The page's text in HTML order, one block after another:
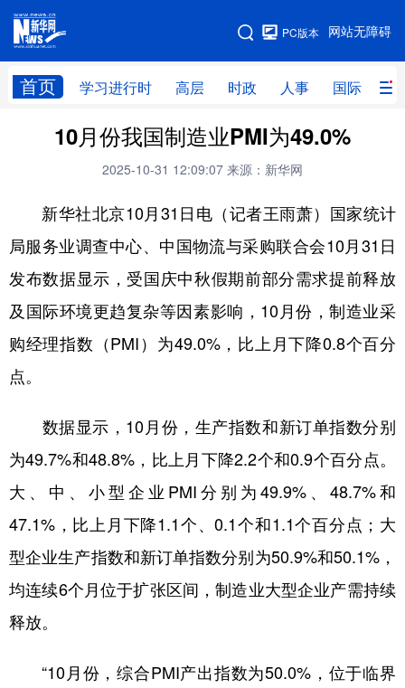
网站无障碍
PC版本
首页 学习进行时 高层 时政 人事 国际 财
网站地图
学习进行时 高层 时政 人事
财经 网评
台湾 思客智库 全球连线 教育
科技 科创 量子 体育
文化 书画 健康 军事
学术中国 乡村振兴 银龄 溯源中国
娱乐 时尚 悦读
公益 一带一路 亚太网 上市公司
文化产业
10月份我国制造业PMI为49.0%
2025-10-31 12:09:07 来源：新华网
新华社北京10月31日电（记者王雨萧）国家统计
局服务业调查中心、中国物流与采购联合会10月31日
发布数据显示，受国庆中秋假期前部分需求提前释放
及国际环境更趋复杂等因素影响，10月份，制造业采
购经理指数（PMI）为49.0%，比上月下降0.8个百分
点。
数据显示，10月份，生产指数和新订单指数分别
为49.7%和48.8%，比上月下降2.2个和0.9个百分点。
大、中、小型企业PMI分别为49.9%、48.7%和
47.1%，比上月下降1.1个、0.1个和1.1个百分点；大
型企业生产指数和新订单指数分别为50.9%和50.1%，
均连续6个月位于扩张区间，制造业大型企业产需持续
释放。
“10月份，综合PMI产出指数为50.0%，位于临界